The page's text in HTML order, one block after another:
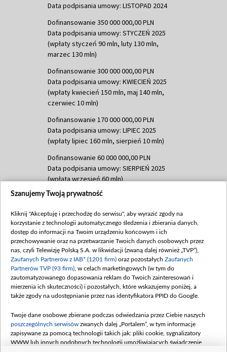
Data podpisania umowy: LISTOPAD 2024
Dofinansowanie 350 000 000,00 PLN
Data podpisania umowy: STYCZEŃ 2025
(wpłaty styczeń 90 mln, luty 130 mln,
marzec 130 mln)
Dofinansowanie 300 000 000,00 PLN
Data podpisania umowy: KWIECIEŃ 2025
(wpłaty kwiecień 150 mln, maj 140 mln,
czerwiec 10 mln)
Dofinansowanie 170 000 000,00 PLN
Data podpisania umowy: LIPIEC 2025
(wpłaty lipiec 160 mln, sierpień 10 mln)
Dofinansowanie 60 000 000,00 PLN
Data podpisania umowy: SIERPIEŃ 2025
(wpłata wrzesień 60 mln)
Dofinansowanie 635 783 051,21 PLN
(wpłata wrzesień 100 mln, październik 350
mln, listopad 265 mln)
Dofinansowanie 48 862 000,00 PLN
Data podpisania umowy: GRUDZIEŃ 2025
(wpłata grudzień 60,548 mln)
Dofinansowanie 900 000 000,00 PLN
Data podpisania umowy: LUTY 2026 (wpłata
kwiecień 180 mln, 7 maja 180 mln, 8
czerwca 90 mln)
Dofinansowanie 250 000 000,00 PLN
Szanujemy Twoją prywatność
Kliknij "Akceptuję i przechodzę do serwisu", aby wyrazić zgody na
korzystanie z technologii automatycznego śledzenia i zbierania danych,
dostęp do informacji na Twoim urządzeniu końcowym i ich
przechowywanie oraz na przetwarzanie Twoich danych osobowych przez
nas, czyli Telewizję Polską S.A. w likwidacji (zwaną dalej również „TVP”),
Zaufanych Partnerów z IAB* (1201 firm) oraz pozostałych Zaufanych
Partnerów TVP (93 firm) , w celach marketingowych (w tym do
zautomatyzowanego dopasowania reklam do Twoich zainteresowań i
mierzenia ich skuteczności) i pozostałych, które wskazujemy poniżej, a
także zgody na udostępnianie przez nas identyfikatora PPID do Google.
Twoje dane osobowe zbierane podczas odwiedzania przez Ciebie naszych
poszczególnych serwisów zwanych dalej „Portalem”, w tym informacje
zapisywane za pomocą technologii takich jak: pliki cookie, sygnalizatory
WWW lub innych podobnych technologii umożliwiających świadczenie